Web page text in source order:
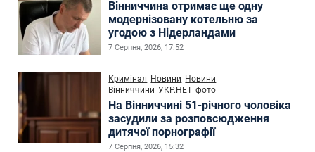
Вінниччина отримає ще одну
модернізовану котельню за
угодою з Нідерландами
7 Серпня, 2026, 17:52
Кримінал Новини Новини
Вінниччини УКР.НЕТ фото
На Вінниччині 51-річного чоловіка
засудили за розповсюдження
дитячої порнографії
7 Серпня, 2026, 15:32